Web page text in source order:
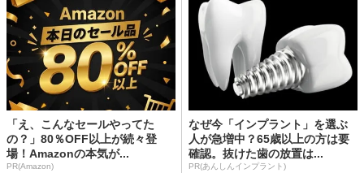
「え、こんなセールやってた
の？」80％OFF以上が続々登
場！Amazonの本気が...
PR(Amazon)
なぜ今「インプラント」を選ぶ
人が急増中？65歳以上の方は要
確認。抜けた歯の放置は...
PR(あんしんインプラント)